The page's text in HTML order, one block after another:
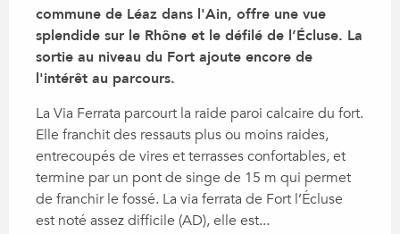
commune de Léaz dans l'Ain, offre une vue
splendide sur le Rhône et le défilé de l’Écluse. La
sortie au niveau du Fort ajoute encore de
l'intérêt au parcours.
La Via Ferrata parcourt la raide paroi calcaire du fort.
Elle franchit des ressauts plus ou moins raides,
entrecoupés de vires et terrasses confortables, et
termine par un pont de singe de 15 m qui permet
de franchir le fossé. La via ferrata de Fort l’Écluse
est noté assez difficile (AD), elle est...